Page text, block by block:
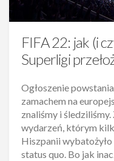
FIFA 22: jak (i
Superligi
Ogłoszenie
zamachem na
znaliśmy i
wydarzeń, którym
Hiszpanii
status quo. Bo jak